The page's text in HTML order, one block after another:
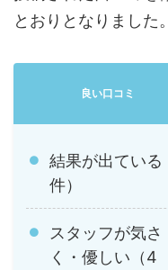
とおりとなりました。
良い口コミ
結果が出ている
件）
スタッフが気さ
く・優しい（4